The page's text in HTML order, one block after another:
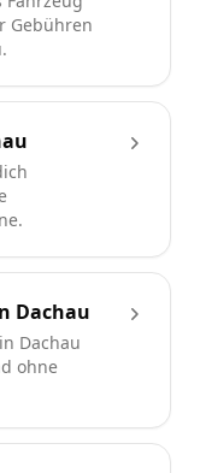
Gebühren
Dachau
Dachau
ohne